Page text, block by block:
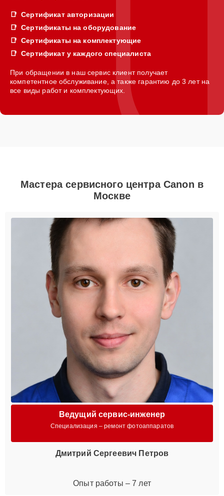
Сертификат авторизации
Сертификаты на оборудование
Сертификаты на комплектующие
Сертификат у каждого специалиста
При обращении в наш сервис клиент получает
компетентное обслуживание, а также гарантию до 3 лет на
все виды работ и комплектующих.
Мастера сервисного центра Canon в
Москве
Ведущий сервис-инженер
Специализация – ремонт фотоаппаратов
Дмитрий Сергеевич Петров
Опыт работы – 7 лет